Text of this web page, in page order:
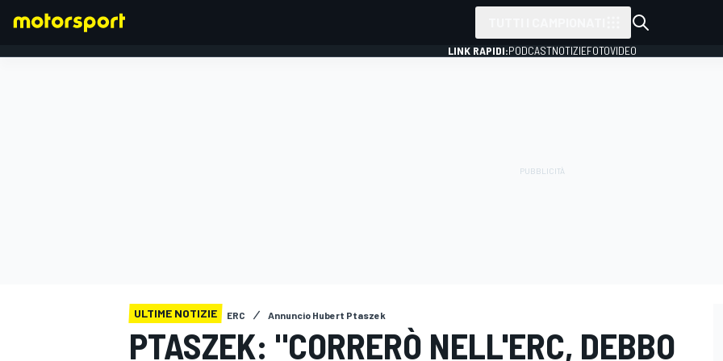
LINK RAPIDI:PODCASTNOTIZIEFOTOVIDEO
ULTIME NOTIZIE ERC Annuncio Hubert Ptaszek
PTASZEK: "CORRERÒ NELL'ERC, DEBBO